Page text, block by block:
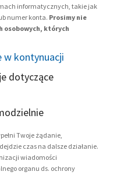
informatycznych, takie jak
numer konta. Prosimy nie
osobowych, których
w kontynuacji
dotyczące
Twoje żądanie,
czas na dalsze działanie.
wiadomości
organu ds. ochrony